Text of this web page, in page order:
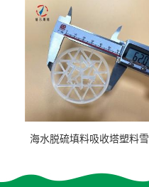
海水脱硫填料吸收塔塑料雪